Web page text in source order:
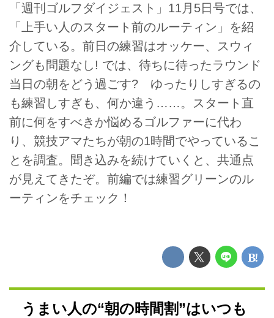
「週刊ゴルフダイジェスト」11月5日号では、
「上手い人のスタート前のルーティン」を紹
介している。前日の練習はオッケー、スウィ
ングも問題なし! では、待ちに待ったラウンド
当日の朝をどう過ごす? ゆったりしすぎるの
も練習しすぎも、何か違う……。スタート直
前に何をすべきか悩めるゴルファーに代わ
り、競技アマたちが朝の1時間でやっているこ
とを調査。聞き込みを続けていくと、共通点
が見えてきたぞ。前編では練習グリーンのル
ーティンをチェック！
うまい人の“朝の時間割”はいつも